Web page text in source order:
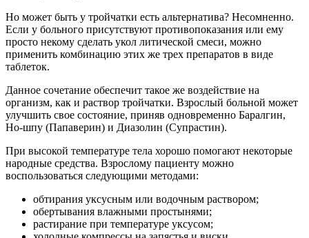
Но может быть у тройчатки есть альтернатива? Несомненно.
Если у больного присутствуют противопоказания или ему
просто некому сделать укол литической смеси, можно
применить комбинацию этих же трех препаратов в виде
таблеток.
Данное сочетание обеспечит такое же воздействие на
организм, как и раствор тройчатки. Взрослый больной может
улучшить свое состояние, приняв одновременно Баралгин,
Но-шпу (Папаверин) и Диазолин (Супрастин).
При высокой температуре тела хорошо помогают некоторые
народные средства. Взрослому пациенту можно
воспользоваться следующими методами:
обтирания уксусным или водочным раствором;
обертывания влажными простынями;
растирание при температуре уксусом;